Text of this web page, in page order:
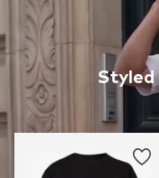
Styled